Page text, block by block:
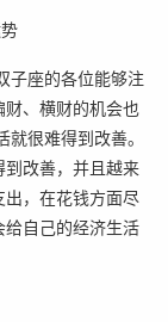
子座的各位能够注
、横财的机会也
很难得到改善。
改善，并且越来
，在花钱方面尽
自己的经济生活